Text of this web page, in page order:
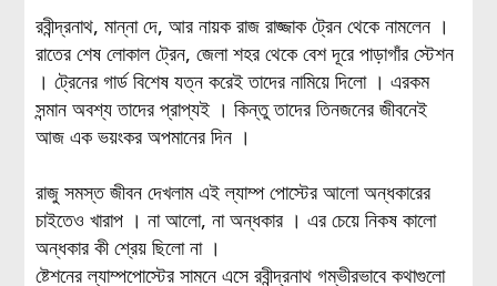
রবীন্দ্রনাথ, মান্না দে, আর নায়ক রাজ রাজ্জাক ট্রেন থেকে নামলেন ।
রাতের শেষ লোকাল ট্রেন, জেলা শহর থেকে বেশ দূরে পাড়াগাঁর স্টেশন
। ট্রেনের গার্ড বিশেষ যত্ন করেই তাদের নামিয়ে দিলো । এরকম
সন্মান অবশ্য তাদের প্রাপ্যই । কিন্তু তাদের তিনজনের জীবনেই
আজ এক ভয়ংকর অপমানের দিন ।
রাজু সমস্ত জীবন দেখলাম এই ল্যাম্প পোস্টের আলো অন্ধকারের
চাইতেও খারাপ । না আলো, না অন্ধকার । এর চেয়ে নিকষ কালো
অন্ধকার কী শ্রেয় ছিলো না ।
ষ্টেশনের ল্যাম্পপোস্টের সামনে এসে রবীন্দ্রনাথ গম্ভীরভাবে কথাগুলো